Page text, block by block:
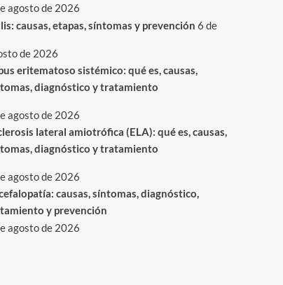
agosto de 2026
causas, etapas, síntomas y prevención 6 de
de 2026
eritematoso sistémico: qué es, causas,
diagnóstico y tratamiento
agosto de 2026
lateral amiotrófica (ELA): qué es, causas,
diagnóstico y tratamiento
agosto de 2026
causas, síntomas, diagnóstico,
y prevención
agosto de 2026